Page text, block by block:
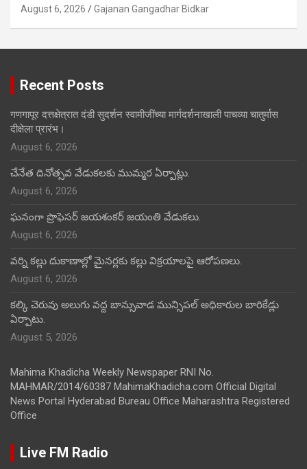
August 6, 2026 Gajanan Gangadhar Bidkar
Recent Posts
गणगापूर दत्तक्षेत्रात दंडी सुदर्शन स्वामीजींच्या मार्गदर्शनाखाली पाचव्या चातुर्मास
दीक्षेला प्रारंभ।
August 6, 2026
చేనేత దినోత్సవ వేడుకలకు ముమ్మర ఏర్పాట్లు.
August 6, 2026
ఘనంగా ప్రొఫెసర్ జయశంకర్ జయంతి వేడుకలు.
August 6, 2026
వర్ని కల్లు దుకాణాల్లో మైనర్లకు కల్లు విక్రయాలపై ఆరోపణలు.
August 6, 2026
కల్కి చెరువు అలుగు వద్ద బాన్సువాడ మున్సిపల్ అధికారుల బారికేడ్లు
ఏర్పాటు.
August 5, 2026
Mahima Khadicha Weekly Newspaper RNI No.
MAHMAR/2014/60387 MahimaKhadicha.com Official Digital
News Portal Hyderabad Bureau Office Maharashtra Registered
Office
Live FM Radio